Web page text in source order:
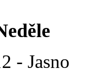
- Jasno